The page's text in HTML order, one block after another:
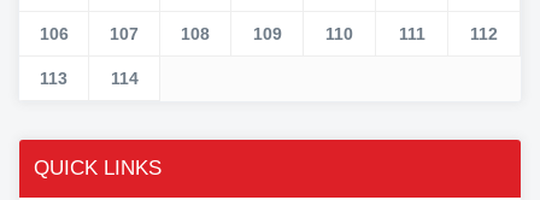
106 107 108 109 110 111 112
113 114
QUICK LINKS